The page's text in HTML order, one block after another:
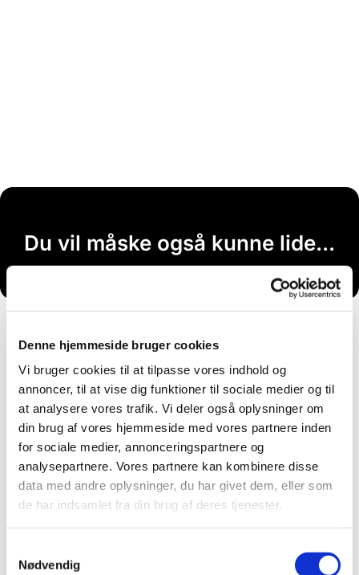
Denne hjemmeside bruger cookies
Vi bruger cookies til at tilpasse vores indhold og
annoncer, til at vise dig funktioner til sociale medier og til
at analysere vores trafik. Vi deler også oplysninger om
din brug af vores hjemmeside med vores partnere inden
for sociale medier, annonceringspartnere og
analysepartnere. Vores partnere kan kombinere disse
data med andre oplysninger, du har givet dem, eller som
de har indsamlet fra din brug af deres tjenester.
Nødvendig
Du vil måske også kunne lide...